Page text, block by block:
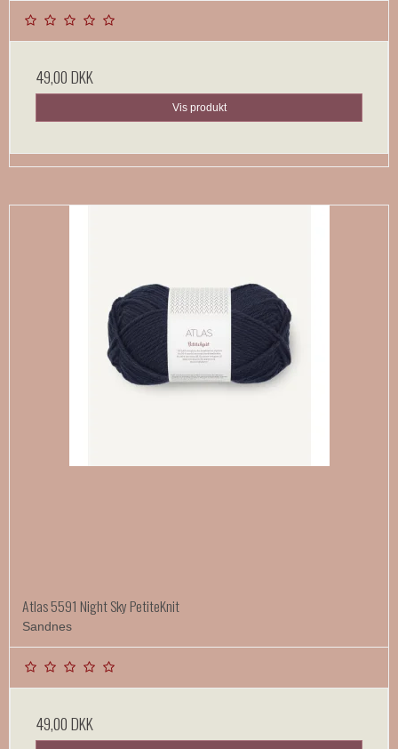
49,00 DKK
Vis produkt
Atlas 5591 Night Sky PetiteKnit
Sandnes
49,00 DKK